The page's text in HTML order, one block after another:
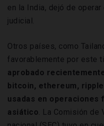
en la India, dejó de
judicial.
Otros países, como
favorablemente por este
aprobado
bitcoin, ethereum,
usadas en operaciones
asiático. La Comisión de